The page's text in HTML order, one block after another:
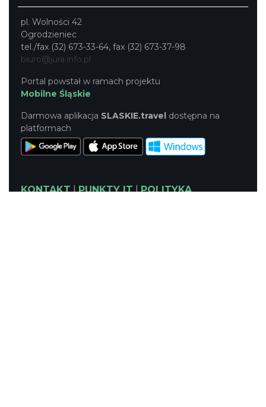
pl. Wolności 42
Ogrodzieniec
tel./fax (32) 673-33-64, fax (32) 673-37-98
biuro@jura.info.pl
Portal powstał w ramach projektu
Mobilne Śląskie
Darmowa aplikacja SLASKIE.travel dostępna na
platformach
KONTAKT|PUNKTY IT|POLITYKA